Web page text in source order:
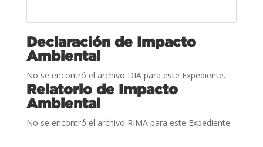
Declaración de Impacto
Ambiental
No se encontró el archivo DIA para este Expediente.
Relatorio de Impacto
Ambiental
No se encontró el archivo RIMA para este Expediente.